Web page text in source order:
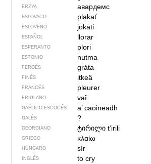
ERZYA авардемс
ESLOVACO plakať
ESLOVENO jokati
ESPAÑOL llorar
ESPERANTO plori
ESTONIO nutma
FEROÉS gráta
FINÉS itkeä
FRANCÉS pleurer
FRIULANO vaî
GAÉLICO ESCOCÉS a’ caoineadh
GALÉS ?
GEORGIANO ტირილიtʼirili
GRIEGO κλαίω
HÚNGARO sír
INGLÉS to cry